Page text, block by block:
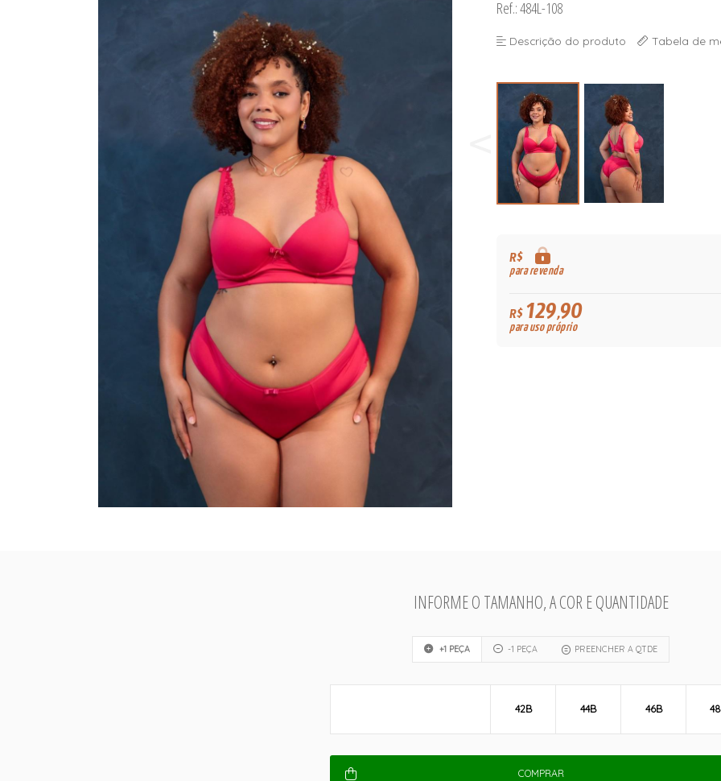
Ref.: 484L-108
Descrição do produto Tabela de
R$
para revenda
R$129,90
para uso próprio
INFORME O TAMANHO, A COR E QUANTIDADE
+1 PEÇA -1 PEÇA PREENCHER A QTDE
42B 44B 46B
COMPRAR